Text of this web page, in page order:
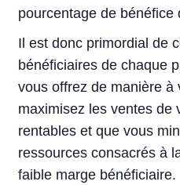
pourcentage de bénéfice
Il est donc primordial de
bénéficiaires de chaque
vous offrez de manière à
maximisez les ventes de
rentables et que vous
ressources consacrés à
faible marge bénéficiaire.